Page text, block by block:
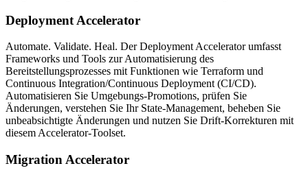
Deployment Accelerator
Automate. Validate. Heal. Der Deployment Accelerator umfasst
Frameworks und Tools zur Automatisierung des
Bereitstellungsprozesses mit Funktionen wie Terraform und
Continuous Integration/Continuous Deployment (CI/CD).
Automatisieren Sie Umgebungs-Promotions, prüfen Sie
Änderungen, verstehen Sie Ihr State-Management, beheben Sie
unbeabsichtigte Änderungen und nutzen Sie Drift-Korrekturen mit
diesem Accelerator-Toolset.
Migration Accelerator